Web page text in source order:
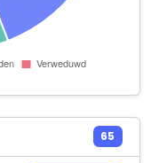
65